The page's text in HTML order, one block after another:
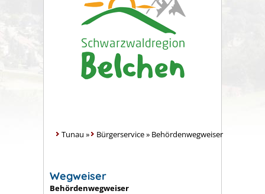
Tunau » Bürgerservice» Behördenwegweiser
Wegweiser
Behördenwegweiser